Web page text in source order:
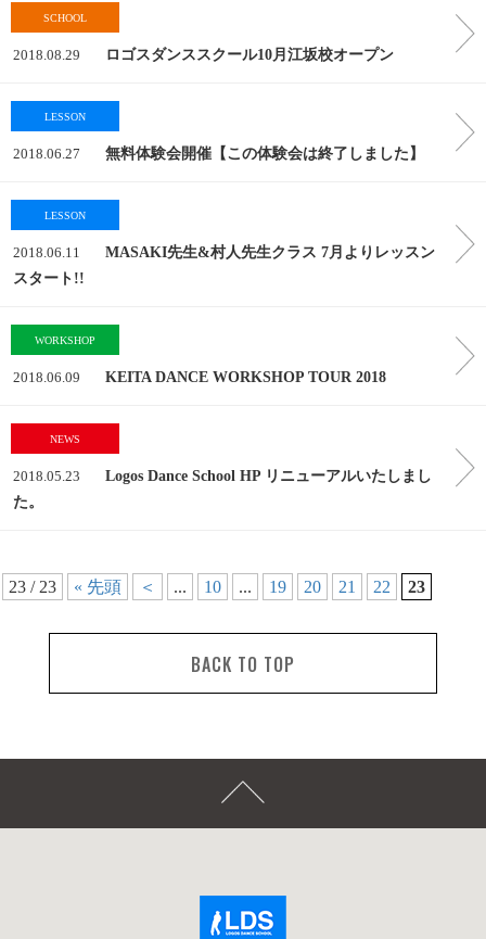
SCHOOL
2018.08.29 ロゴスダンススクール10月江坂校オープン
LESSON
2018.06.27 無料体験会開催【この体験会は終了しました】
LESSON
2018.06.11
MASAKI先生&村人先生クラス 7月よりレッスン
スタート!!
WORKSHOP
2018.06.09 KEITA DANCE WORKSHOP TOUR 2018
NEWS
2018.05.23
Logos Dance School HP リニューアルいたしまし
た。
23 / 23 « 先頭 ＜ ... 10 ... 19 20 21 22 23
BACK TO TOP